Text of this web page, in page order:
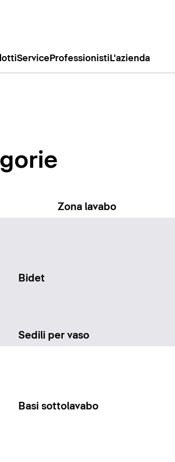
Service Professionisti L'azienda
Zona lavabo
Bidet
Sedili per vaso
Basi sottolavabo